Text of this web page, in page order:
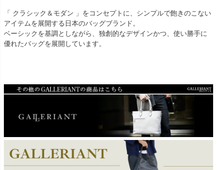
「 クラシック＆モダン 」をコンセプトに、シンプルで飽きのこない
アイテムを展開する日本のバッグブランド。
ベーシックを基調としながら、独創的なデザインかつ、使い勝手に
優れたバッグを展開しています。